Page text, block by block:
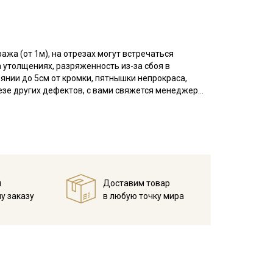
(от 1м), на отрезах могут встречаться
разряженность из-за сбоя в
до 5см от кромки, пятнышки непрокраса,
других дефектов, с вами свяжется менеджер
просим указывать необходимый единый метраж.
и устойчивостью к износам,
на ощупь мягкая; не просвечивает; усадка до
заказу
Доставим товар
в любую точку мира